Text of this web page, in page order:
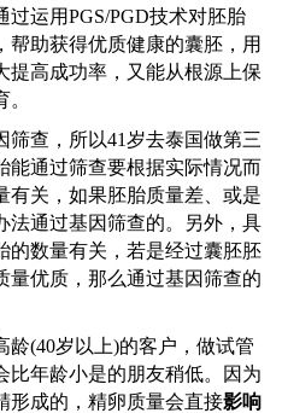
过运用PGS/PGD技术对胚胎
帮助获得优质健康的囊胚，用
提高成功率，又能从根源上保
筛查，所以41岁去泰国做第三
能通过筛查要根据实际情况而
有关，如果胚胎质量差、或是
法通过基因筛查的。另外，具
的数量有关，若是经过囊胚胚
量优质，那么通过基因筛查的
龄(40岁以上)的客户，做试管
比年龄小是的朋友稍低。因为
形成的，精卵质量会直接影响